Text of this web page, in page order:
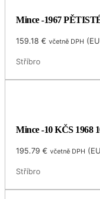
Mince -1967
159.18€ včetně DPH (
Stříbro
Mince -10 KČS
195.79€ včetně DPH (
Stříbro